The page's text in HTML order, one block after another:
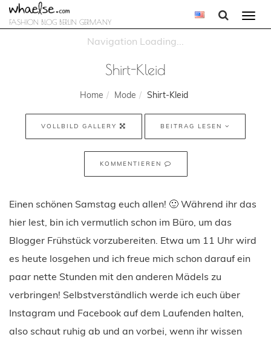
FASHION BLOG BERLIN GERMANY
Shirt-Kleid
Home Mode Shirt-Kleid
VOLLBILD GALLERY BEITRAG LESEN
KOMMENTIEREN
Einen schönen Samstag euch allen! 🙂 Während ihr das
hier lest, bin ich vermutlich schon im Büro, um das
Blogger Frühstück vorzubereiten. Etwa um 11 Uhr wird
es heute losgehen und ich freue mich schon darauf ein
paar nette Stunden mit den anderen Mädels zu
verbringen! Selbstverständlich werde ich euch über
Instagram und Facebook auf dem Laufenden halten,
also schaut ruhig ab und an vorbei, wenn ihr wissen